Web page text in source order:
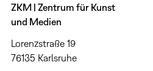
ZKM | Zentrum für Kunst
und Medien
Lorenzstraße 19
76135 Karlsruhe